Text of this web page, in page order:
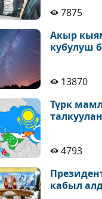
7875
Акыр
кубулуш
13870
Түрк
4793
кабыл